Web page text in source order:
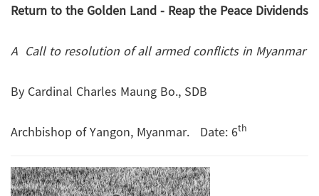
Return to the Golden Land - Reap the Peace Dividends
A Call to resolution of all armed conflicts in Myanmar
By Cardinal Charles Maung Bo., SDB
Archbishop of Yangon, Myanmar. Date: 6th